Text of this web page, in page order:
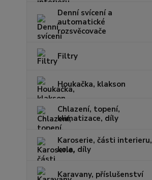
Denní svícení a
automatické
rozsvěcovače
Filtry
Houkačka, klakson
Chlazení, topení,
klimatizace, díly
Karoserie, části interieru,
kola, díly
Karavany, příslušenství